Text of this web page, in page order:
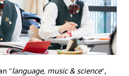
"language, music & science",